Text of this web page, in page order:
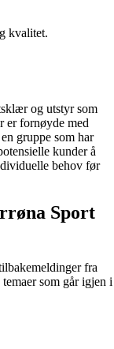
kvalitet.
og utstyr som
er fornøyde med
gruppe som har
kunder å
behov før
Sport
fra
som går igjen i